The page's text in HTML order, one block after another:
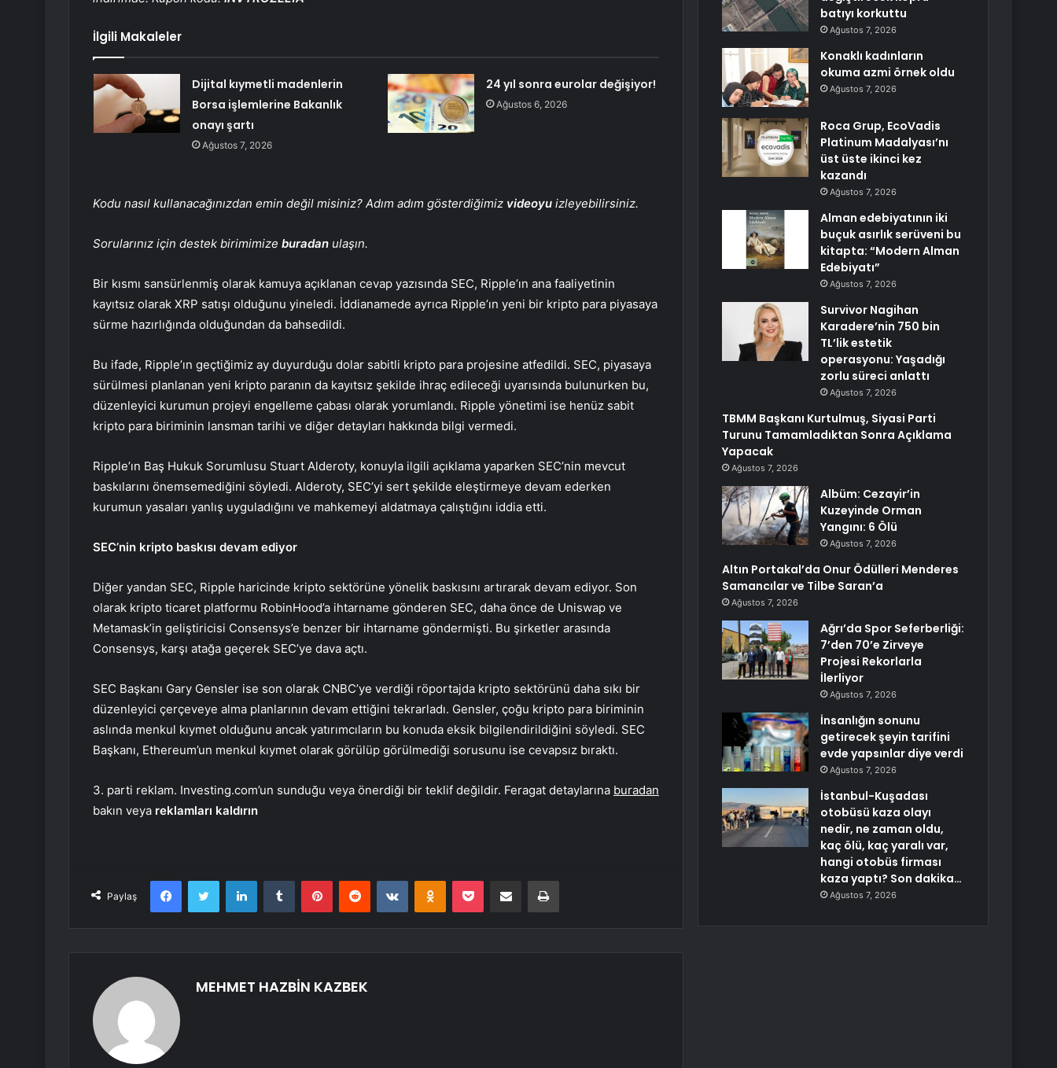
İlgili Makaleler
Dijital kıymetli madenlerin
Borsa işlemlerine Bakanlık
onayı şartı
Ağustos 7, 2026
24 yıl sonra eurolar değişiyor!
Ağustos 6, 2026
Kodu nasıl kullanacağınızdan emin değil misiniz? Adım adım gösterdiğimiz videoyu izleyebilirsiniz.
Sorularınız için destek birimimize buradan ulaşın.
Bir kısmı sansürlenmiş olarak kamuya açıklanan cevap yazısında SEC, Ripple’ın ana faaliyetinin
kayıtsız olarak XRP satışı olduğunu yineledi. İddianamede ayrıca Ripple’ın yeni bir kripto para piyasaya
sürme hazırlığında olduğundan da bahsedildi.
Bu ifade, Ripple’ın geçtiğimiz ay duyurduğu dolar sabitli kripto para projesine atfedildi. SEC, piyasaya
sürülmesi planlanan yeni kripto paranın da kayıtsız şekilde ihraç edileceği uyarısında bulunurken bu,
düzenleyici kurumun projeyi engelleme çabası olarak yorumlandı. Ripple yönetimi ise henüz sabit
kripto para biriminin lansman tarihi ve diğer detayları hakkında bilgi vermedi.
Ripple’ın Baş Hukuk Sorumlusu Stuart Alderoty, konuyla ilgili açıklama yaparken SEC’nin mevcut
baskılarını önemsemediğini söyledi. Alderoty, SEC’yi sert şekilde eleştirmeye devam ederken
kurumun yasaları yanlış uyguladığını ve mahkemeyi aldatmaya çalıştığını iddia etti.
SEC’nin kripto baskısı devam ediyor
Diğer yandan SEC, Ripple haricinde kripto sektörüne yönelik baskısını artırarak devam ediyor. Son
olarak kripto ticaret platformu RobinHood’a ihtarname gönderen SEC, daha önce de Uniswap ve
Metamask’in geliştiricisi Consensys’e benzer bir ihtarname göndermişti. Bu şirketler arasında
Consensys, karşı atağa geçerek SEC’ye dava açtı.
SEC Başkanı Gary Gensler ise son olarak CNBC’ye verdiği röportajda kripto sektörünü daha sıkı bir
düzenleyici çerçeveye alma planlarının devam ettiğini tekrarladı. Gensler, çoğu kripto para biriminin
aslında menkul kıymet olduğunu ancak yatırımcıların bu konuda eksik bilgilendirildiğini söyledi. SEC
Başkanı, Ethereum’un menkul kıymet olarak görülüp görülmediği sorusunu ise cevapsız bıraktı.
3. parti reklam. Investing.com’un sunduğu veya önerdiği bir teklif değildir. Feragat detaylarına buradan
bakın veya reklamları kaldırın
Paylaş
FacebookTwitter LinkedInTumblr PinterestReddit VKontakteOdnoklassniki
Pocket E-Posta ile paylaş Yazdır
MEHMET HAZBİN KAZBEK
batıyı korkuttu
Ağustos 7, 2026
Konaklı kadınların
okuma azmi örnek oldu
Ağustos 7, 2026
Roca Grup, EcoVadis
Platinum Madalyası’nı
üst üste ikinci kez
kazandı
Ağustos 7, 2026
Alman edebiyatının iki
buçuk asırlık serüveni bu
kitapta: “Modern Alman
Edebiyatı”
Ağustos 7, 2026
Survivor Nagihan
Karadere’nin 750 bin
TL’lik estetik
operasyonu: Yaşadığı
zorlu süreci anlattı
Ağustos 7, 2026
TBMM Başkanı Kurtulmuş, Siyasi Parti
Turunu Tamamladıktan Sonra Açıklama
Yapacak
Ağustos 7, 2026
Albüm: Cezayir’in
Kuzeyinde Orman
Yangını: 6 Ölü
Ağustos 7, 2026
Altın Portakal’da Onur Ödülleri Menderes
Samancılar ve Tilbe Saran’a
Ağustos 7, 2026
Ağrı’da Spor Seferberliği:
7’den 70’e Zirveye
Projesi Rekorlarla
İlerliyor
Ağustos 7, 2026
İnsanlığın sonunu
getirecek şeyin tarifini
evde yapsınlar diye verdi
Ağustos 7, 2026
İstanbul-Kuşadası
otobüsü kaza olayı
nedir, ne zaman oldu,
kaç ölü, kaç yaralı var,
hangi otobüs firması
kaza yaptı? Son dakika…
Ağustos 7, 2026